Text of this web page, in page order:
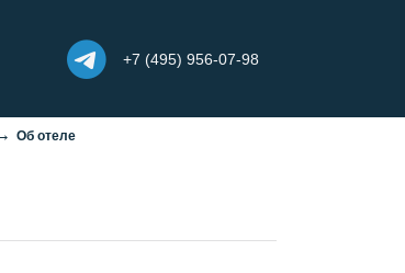
+7 (495) 956-07-98
Об отеле